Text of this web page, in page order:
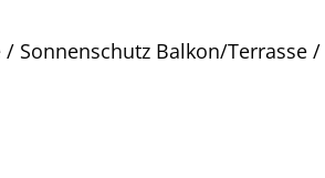
/ Sonnenschutz Balkon/Terrasse /